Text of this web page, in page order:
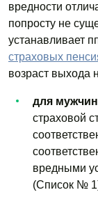
вредности
попросту не
устанавливает
страховых
возраст выхода
для
страховой
вредными
(Список №